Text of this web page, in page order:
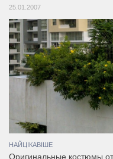
25.01.2007
НАЙЦІКАВІШЕ
Оригинальные костюмы